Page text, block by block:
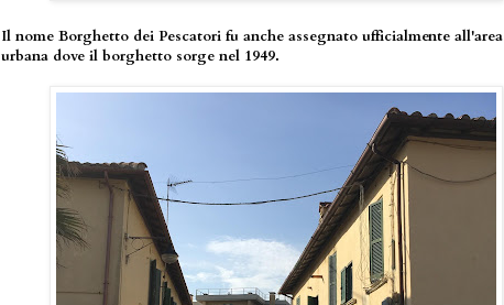
Il nome Borghetto dei Pescatori fu anche assegnato ufficialmente all'area
urbana dove il borghetto sorge nel 1949.